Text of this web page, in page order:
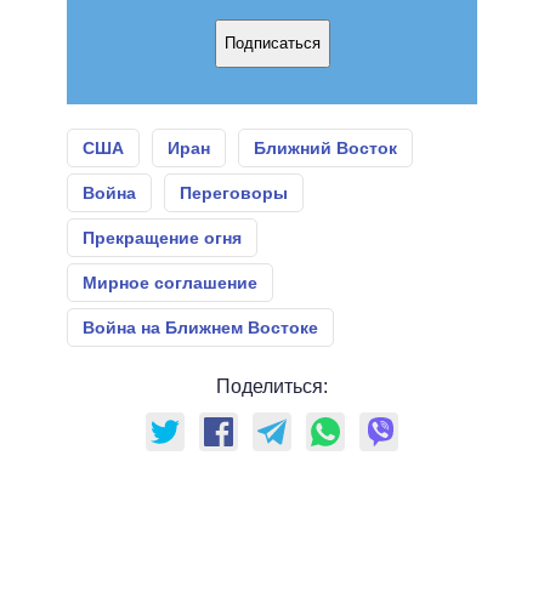
Подписаться
США Иран Ближний Восток
Война Переговоры
Прекращение огня
Мирное соглашение
Война на Ближнем Востоке
Поделиться: